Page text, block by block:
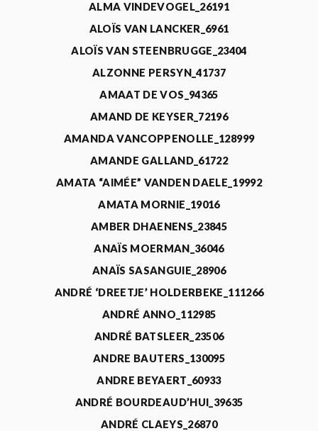
ALMA VINDEVOGEL_26191
ALOÏS VAN LANCKER_6961
ALOÏS VAN STEENBRUGGE_23404
ALZONNE PERSYN_41737
AMAAT DE VOS_94365
AMAND DE KEYSER_72196
AMANDA VANCOPPENOLLE_128999
AMANDE GALLAND_61722
AMATA “AIMÉE” VANDEN DAELE_19992
AMATA MORNIE_19016
AMBER DHAENENS_23845
ANAÏS MOERMAN_36046
ANAÏS SASANGUIE_28906
ANDRÉ ‘DREETJE’ HOLDERBEKE_111266
ANDRÉ ANNO_112985
ANDRÉ BATSLEER_23506
ANDRE BAUTERS_130095
ANDRE BEYAERT_60933
ANDRÉ BOURDEAUD’HUI_39635
ANDRÉ CLAEYS_26870